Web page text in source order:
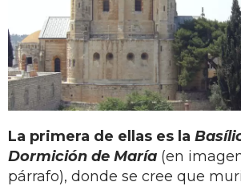
La primera de ellas es la
Dormición de María (en
párrafo), donde se cree que